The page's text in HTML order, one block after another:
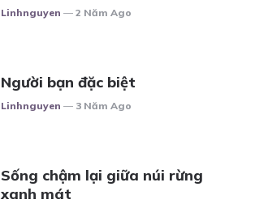
Posted
Linhnguyen 2 Năm Ago
Người bạn đặc biệt
Posted
Linhnguyen 3 Năm Ago
Sống chậm lại giữa núi rừng
xanh mát